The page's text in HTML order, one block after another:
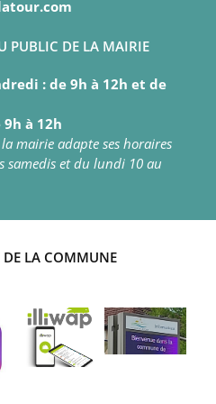
PUBLIC DE LA MAIRIE
: de 9h à 12h et de
à 12h
mairie adapte ses horaires
samedis et du lundi 10 au
DE LA COMMUNE